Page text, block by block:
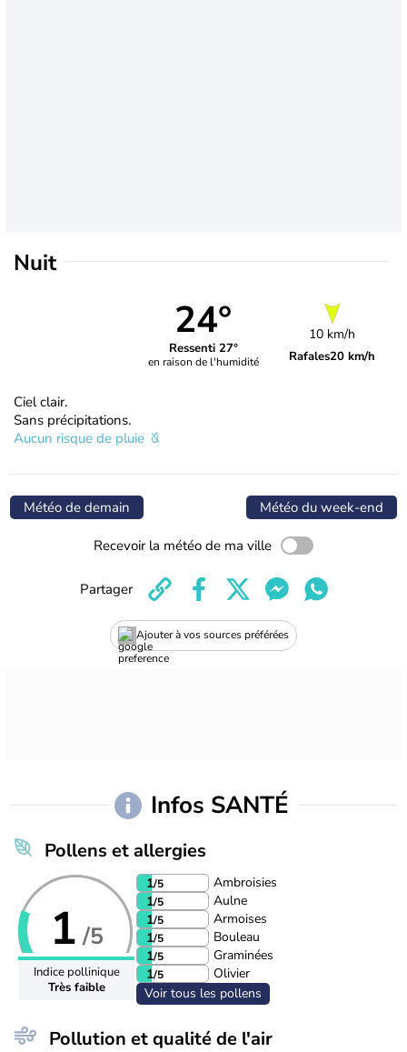
Nuit
24°
Ressenti 27°
en raison de l'humidité
10 km/h
Rafales20 km/h
Ciel clair.
Sans précipitations.
Aucun risque de pluie
Météo de demain Météo du week-end
Recevoir la météo de ma ville
Ajouter à vos sources préférées
Partager
Infos SANTÉ
Pollens et allergies
1 /5
Indice pollinique
Très faible
1/5
Ambroisies
1/5
Aulne
1/5
Armoises
1/5
Bouleau
1/5
Graminées
1/5
Olivier
Voir tous les pollens
Pollution et qualité de l'air